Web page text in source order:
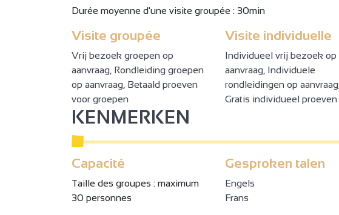
Durée moyenne d'une visite groupée : 30min
Visite groupée
Vrij bezoek groepen op
aanvraag, Rondleiding groepen
op aanvraag, Betaald proeven
voor groepen
Visite individuelle
Individueel vrij bezoek op
aanvraag, Individuele
rondleidingen op aanvraag,
Gratis individueel proeven
KENMERKEN
Capacité
Taille des groupes : maximum
30 personnes
Gesproken talen
Engels
Frans